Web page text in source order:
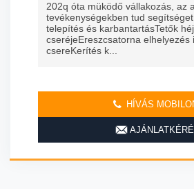
202q óta müködő vállakozás, az
tevékenységekben tud
telepítés és karbantartásTetők
cseréjeEreszcsatorna elhelyezés
csereKerítés k...
HÍVÁS